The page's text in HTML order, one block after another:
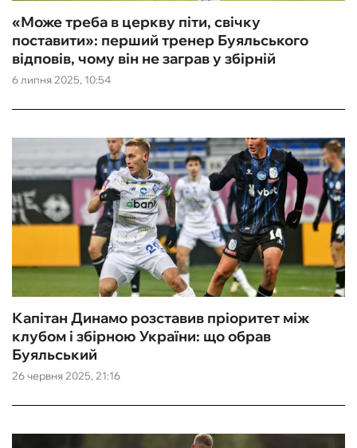
6 липня 2025, 10:54
«Може треба в церкву піти, свічку
поставити»: перший тренер Буяльського
відповів, чому він не заграв у збірній
26 червня 2025, 21:16
Капітан Динамо розставив пріоритет між
клубом і збірною України: що обрав
Буяльський